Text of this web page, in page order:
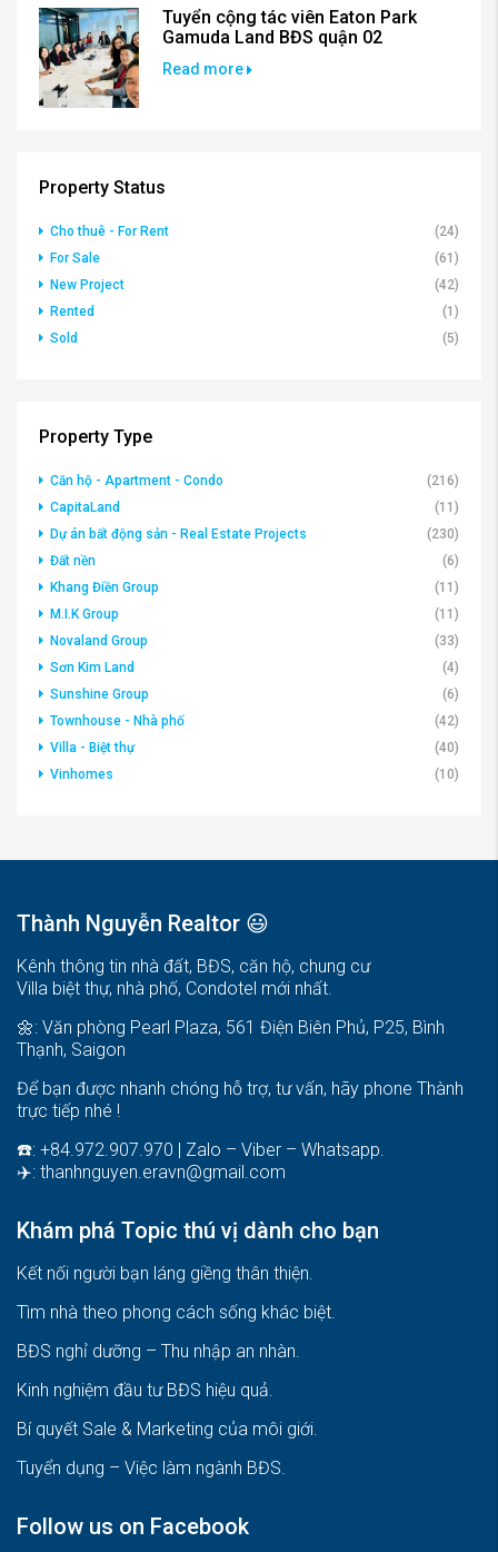
Tuyển cộng tác viên Eaton Park
Gamuda Land BĐS quận 02
Read more
Property Status
Cho thuê - For Rent
(24)
For Sale
(61)
New Project
(42)
Rented
(1)
Sold
(5)
Property Type
Căn hộ - Apartment - Condo
(216)
CapitaLand
(11)
Dự án bất động sản - Real Estate Projects
(230)
Đất nền
(6)
Khang Điền Group
(11)
M.I.K Group
(11)
Novaland Group
(33)
Sơn Kim Land
(4)
Sunshine Group
(6)
Townhouse - Nhà phố
(42)
Villa - Biệt thự
(40)
Vinhomes
(10)
Thành Nguyễn Realtor 😃
Kênh thông tin nhà đất, BĐS, căn hộ, chung cư
Villa biệt thự, nhà phố, Condotel mới nhất.
🌼: Văn phòng Pearl Plaza, 561 Điện Biên Phủ, P25, Bình
Thạnh, Saigon
Để bạn được nhanh chóng hỗ trợ, tư vấn, hãy phone Thành
trực tiếp nhé !
☎️: +84.972.907.970 | Zalo – Viber – Whatsapp.
✈️: thanhnguyen.eravn@gmail.com
Khám phá Topic thú vị dành cho bạn
Kết nối người bạn láng giềng thân thiện.
Tìm nhà theo phong cách sống khác biệt.
BĐS nghỉ dưỡng – Thu nhập an nhàn.
Kinh nghiệm đầu tư BĐS hiệu quả.
Bí quyết Sale & Marketing của môi giới.
Tuyển dụng – Việc làm ngành BĐS.
Follow us on Facebook